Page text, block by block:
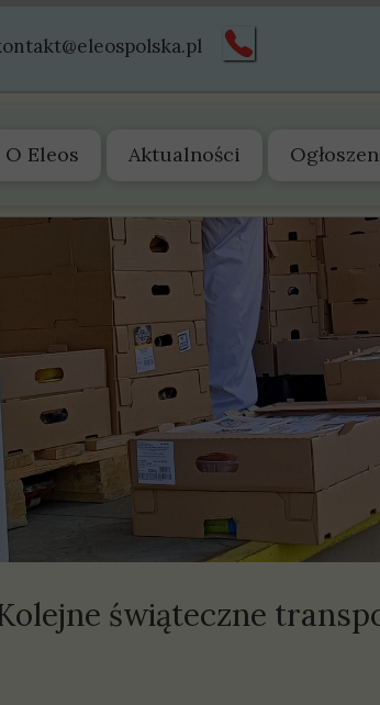
O Eleos
Struktura
Historia
Świadectwa
Polityki
Sprawozdania
Aktualności
świąteczne